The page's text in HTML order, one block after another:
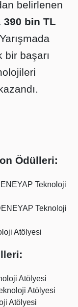
belirlenen
390 bin TL
başarı
Ödülleri:
Teknoloji
Teknoloji
Atölyesi
Atölyesi
Atölyesi
Atölyesi